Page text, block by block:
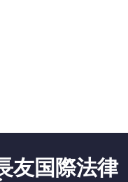
友国際法律